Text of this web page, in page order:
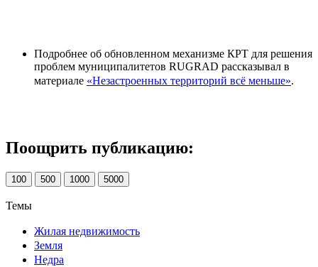
Подробнее об обновленном механизме КРТ для решения
проблем муниципалитетов RUGRAD рассказывал в
материале «Незастроенных территорий всё меньше».
Поощрить публикацию:
100 500 1000 5000
Темы
Жилая недвижимость
Земля
Недра